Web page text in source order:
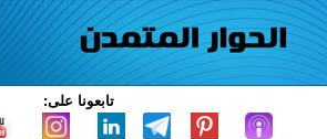
تابعونا على: